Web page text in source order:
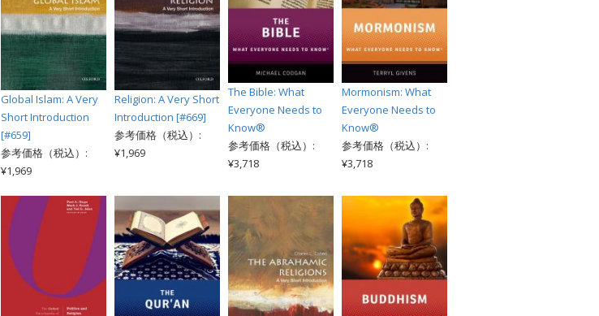
Global Islam: A Very
Short Introduction
[#659]
参考価格（税込）:
¥1,969
Religion: A Very Short
Introduction [#669]
参考価格（税込）:
¥1,969
The Bible: What
Everyone Needs to
Know®
参考価格（税込）:
¥3,718
Mormonism: What
Everyone Needs to
Know®
参考価格（税込）:
¥3,718